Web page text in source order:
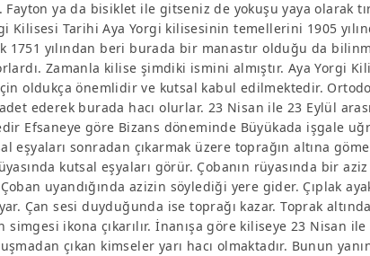
ya da bisiklet ile gitseniz de yokuşu yaya olarak
Kilisesi Tarihi Aya Yorgi kilisesinin temellerini 1905
1751 yılından beri burada bir manastır olduğu da
Zamanla kilise şimdiki ismini almıştır. Aya Yorgi
oldukça önemlidir ve kutsal kabul edilmektedir.
ederek burada hacı olurlar. 23 Nisan ile 23 Eylül
Efsaneye göre Bizans döneminde Büyükada işgale
eşyaları sonradan çıkarmak üzere toprağın altına
kutsal eşyaları görür. Çobanın rüyasında bir
uyandığında azizin söylediği yere gider. Çıplak
Çan sesi duyduğunda ise toprağı kazar. Toprak
ikona çıkarılır. İnanışa göre kiliseye 23 Nisan ile
çıkan kimseler yarı hacı olmaktadır. Bunun